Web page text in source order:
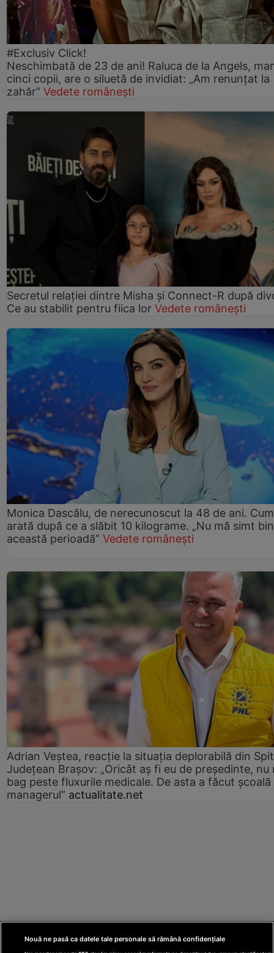
#Exclusiv Click!
Neschimbată de 23 de ani! Raluca de la Angels,
cinci copii, are o siluetă de invidiat: „Am renunțat la
zahăr” Vedete românești
Secretul relației dintre Misha și Connect-R după
Ce au stabilit pentru fiica lor Vedete românești
Monica Dascălu, de nerecunoscut la 48 de ani. Cum
arată după ce a slăbit 10 kilograme. „Nu mă simt
această perioadă” Vedete românești
Adrian Veștea, reacție la situația deplorabilă din
Județean Brașov: „Oricât aș fi eu de președinte, nu
bag peste fluxurile medicale. De asta a făcut școală
managerul” actualitate.net
Nouă ne pasă ca datele tale personale să rămână confidențiale